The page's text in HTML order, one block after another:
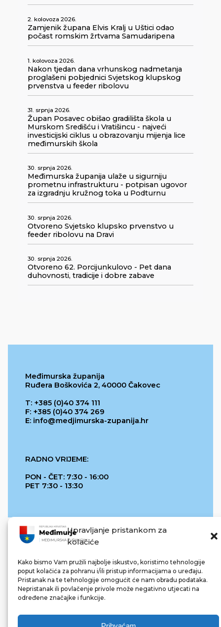
Upravljanje pristankom za
kolačiće
Kako bismo Vam pružili najbolje iskustvo, koristimo tehnologije
poput kolačića za pohranu i/ili pristup informacijama o uređaju.
Pristanak na te tehnologije omogućit će nam obradu podataka.
Nepristanak ili povlačenje privole može negativno utjecati na
određene značajke i funkcije.
2. kolovoza 2026.
Zamjenik župana Elvis Kralj u Uštici odao
počast romskim žrtvama Samudaripena
1. kolovoza 2026.
Nakon tjedan dana vrhunskog nadmetanja
proglašeni pobjednici Svjetskog klupskog
prvenstva u feeder ribolovu
31. srpnja 2026.
Župan Posavec obišao gradilišta škola u
Murskom Središću i Vratišincu - najveći
investicijski ciklus u obrazovanju mijenja lice
međimurskih škola
30. srpnja 2026.
Međimurska županija ulaže u sigurniju
prometnu infrastrukturu - potpisan ugovor
za izgradnju kružnog toka u Podturnu
30. srpnja 2026.
Otvoreno Svjetsko klupsko prvenstvo u
feeder ribolovu na Dravi
30. srpnja 2026.
Otvoreno 62. Porcijunkulovo - Pet dana
duhovnosti, tradicije i dobre zabave
Međimurska županija
Ruđera Boškovića 2, 40000 Čakovec
T: +385 (0)40 374 111
F: +385 (0)40 374 269
E: info@medjimurska-zupanija.hr
RADNO VRIJEME:
PON - ČET: 7:30 - 16:00
PET 7:30 - 13:30
REPUBLIKA HRVATSKA